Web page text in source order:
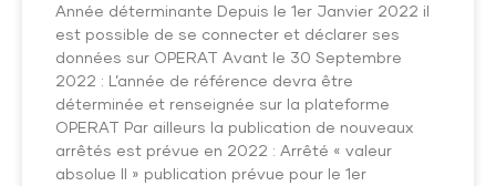
Année déterminante Depuis le 1er Janvier 2022 il
est possible de se connecter et déclarer ses
données sur OPERAT Avant le 30 Septembre
2022 : L’année de référence devra être
déterminée et renseignée sur la plateforme
OPERAT Par ailleurs la publication de nouveaux
arrêtés est prévue en 2022 : Arrêté « valeur
absolue II » publication prévue pour le 1er